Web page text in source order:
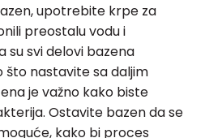
upotrebite krpe za
preostalu vodu i
su svi delovi bazena
što nastavite sa daljim
je važno kako biste
Ostavite bazen da se
kako bi proces